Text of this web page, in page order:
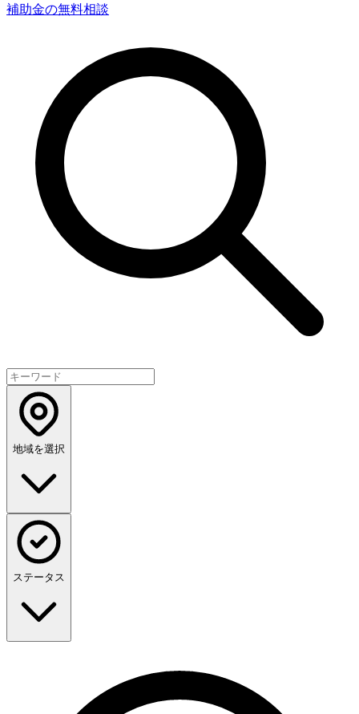
補助金の無料相談
地域を選択
ステータス